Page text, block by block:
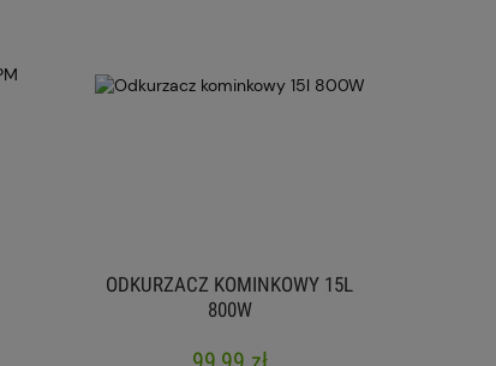
ODKURZACZ KOMINKOWY 15L
800W